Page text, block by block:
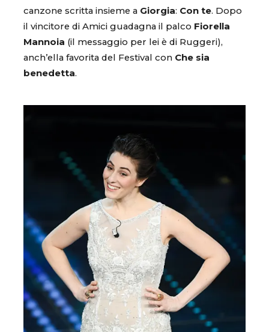
canzone scritta insieme a Giorgia: Con te. Dopo
il vincitore di Amici guadagna il palco Fiorella
Mannoia (il messaggio per lei è di Ruggeri),
anch’ella favorita del Festival con Che sia
benedetta.